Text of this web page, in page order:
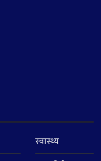
स्वास्थ्य